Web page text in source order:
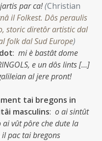
par ca!(Christian
il Folkest. Dôs peraulis
storic diretôr artistic dal
folk dal Sud Europe)
: mi è bastât dome
e un dôs lints […]
al jere pront!
tai bregons in
masculins: o ai sintût
vût pôre che dute la
pac tai bregons